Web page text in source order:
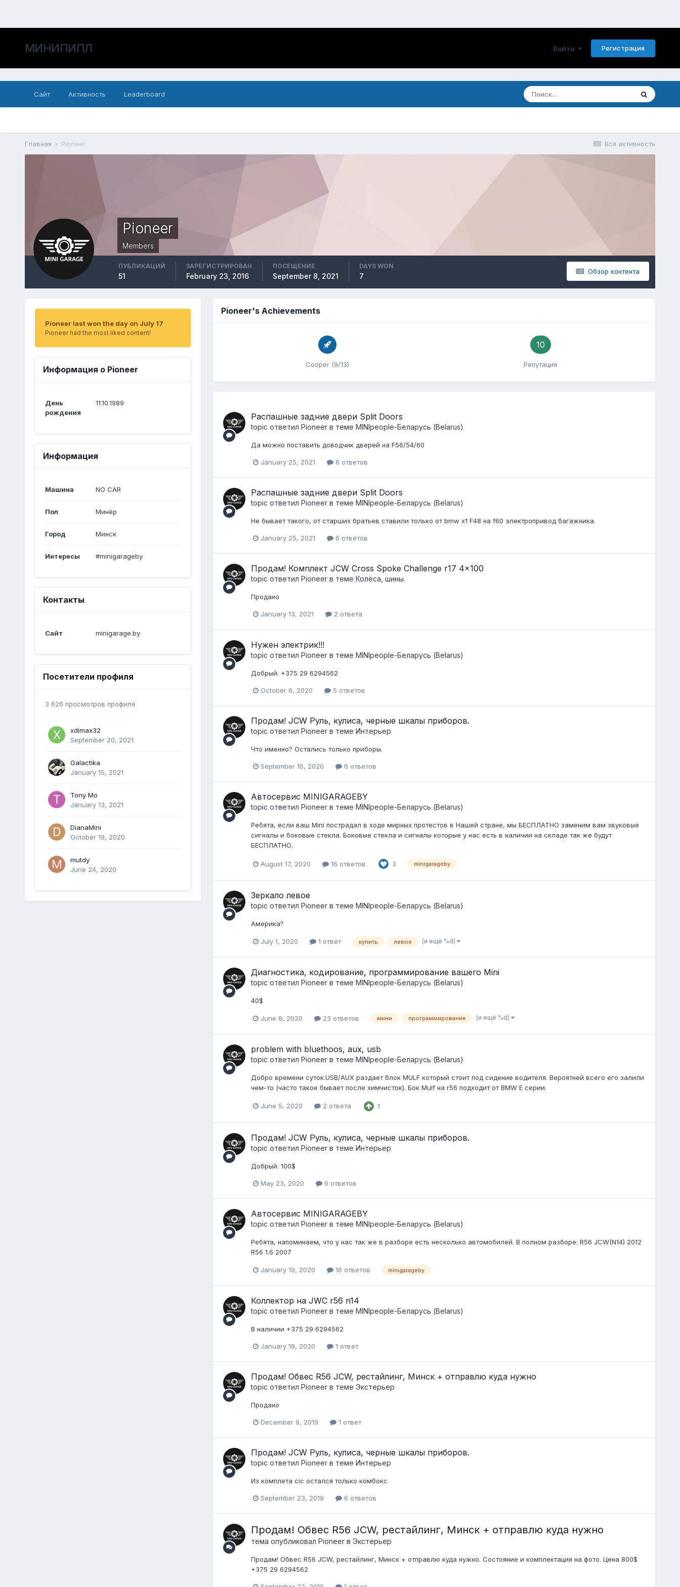
МИНИПИПЛ Войти Регистрация
Сайт Активность Leaderboard
Вся активность
Главная Pioneer
Pioneer
Members
Обзор контента
ПУБЛИКАЦИЙ
51
ЗАРЕГИСТРИРОВАН
February 23, 2016
ПОСЕЩЕНИЕ
September 8, 2021
DAYS WON
7
Pioneer last won the day on July 17
Pioneer had the most liked content!
Информация о Pioneer
День
рождения
11.10.1989
Информация
Машина NO CAR
Пол Минёр
Город Минск
Интересы #minigarageby
Контакты
Сайт minigarage.by
Посетители профиля
3 626 просмотров профиля
xdimax32
September 20, 2021
Galactika
January 15, 2021
Tony Mo
January 13, 2021
DianaMini
October 19, 2020
mutdy
June 24, 2020
Pioneer's Achievements
Cooper (9/13)
10
Репутация
Распашные задние двери Split Doors
topic ответил Pioneerв теме MINIpeople-Беларусь (Belarus)
Да можно поставить доводчик дверей на F56/54/60
January 25, 2021 6 ответов
Распашные задние двери Split Doors
topic ответил Pioneerв теме MINIpeople-Беларусь (Belarus)
Не бывает такого, от старших братьев ставили только от bmw x1 F48 на f60 электропривод багажника.
January 25, 2021 6 ответов
Продам! Комплект JCW Cross Spoke Challenge r17 4x100
topic ответил Pioneerв теме Колёса, шины.
Продано
January 13, 2021 2 ответа
Нужен электрик!!!
topic ответил Pioneerв теме MINIpeople-Беларусь (Belarus)
Добрый. +375 29 6294562
October 6, 2020 5 ответов
Продам! JCW Руль, кулиса, черные шкалы приборов.
topic ответил Pioneerв теме Интерьер
Что именно? Остались только приборы.
September 16, 2020 6 ответов
Автосервис MINIGARAGEBY
topic ответил Pioneerв теме MINIpeople-Беларусь (Belarus)
Ребята, если ваш Mini пострадал в ходе мирных протестов в Нашей стране, мы БЕСПЛАТНО заменим вам звуковые
сигналы и боковые стекла. Боковые стекла и сигналы которые у нас есть в наличии на складе так же будут
БЕСПЛАТНО.
August 17, 2020 16 ответов 3 minigarageby
Зеркало левое
topic ответил Pioneerв теме MINIpeople-Беларусь (Belarus)
Америка?
July 1, 2020 1 ответ купить левое (и ещё %d)
Диагностика, кодирование, программирование вашего Mini
topic ответил Pioneerв теме MINIpeople-Беларусь (Belarus)
40$
June 8, 2020 23 ответов мини программирование (и ещё %d)
problem with bluethoos, aux, usb
topic ответил Pioneerв теме MINIpeople-Беларусь (Belarus)
Добро времени суток.USB/AUX раздает блок MULF который стоит под сидение водителя. Вероятней всего его залили
чем-то (часто такое бывает после химчисток). Бок Mulf на r56 подходит от BMW E серии.
June 5, 2020 2 ответа 1
Продам! JCW Руль, кулиса, черные шкалы приборов.
topic ответил Pioneerв теме Интерьер
Добрый. 100$
May 23, 2020 6 ответов
Автосервис MINIGARAGEBY
topic ответил Pioneerв теме MINIpeople-Беларусь (Belarus)
Ребята, напоминаем, что у нас так же в разборе есть несколько автомобилей. В полном разборе: R56 JCW(N14) 2012
R56 1.6 2007
January 19, 2020 16 ответов minigarageby
Коллектор на JWC r56 n14
topic ответил Pioneerв теме MINIpeople-Беларусь (Belarus)
В наличии +375 29 6294562
January 18, 2020 1 ответ
Продам! Обвес R56 JCW, рестайлинг, Минск + отправлю куда нужно
topic ответил Pioneerв теме Экстерьер
Продано
December 9, 2019 1 ответ
Продам! JCW Руль, кулиса, черные шкалы приборов.
topic ответил Pioneerв теме Интерьер
Из комплета cic остался только комбокс
September 23, 2019 6 ответов
Продам! Обвес R56 JCW, рестайлинг, Минск + отправлю куда нужно
тема опубликовал Pioneerв Экстерьер
Продам! Обвес R56 JCW, рестайлинг, Минск + отправлю куда нужно. Состояние и комплектация на фото. Цена 800$
+375 29 6294562